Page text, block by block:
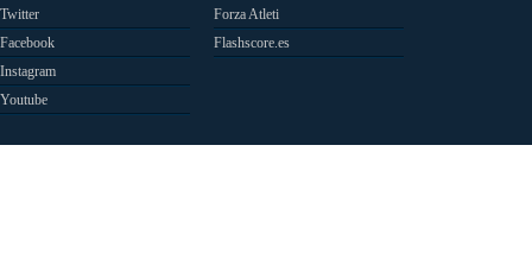
Twitter
Facebook
Instagram
Youtube
Forza Atleti
Flashscore.es